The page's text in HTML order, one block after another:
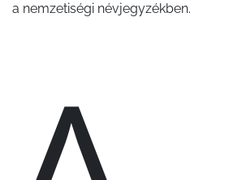
a nemzetiségi névjegyzékben.